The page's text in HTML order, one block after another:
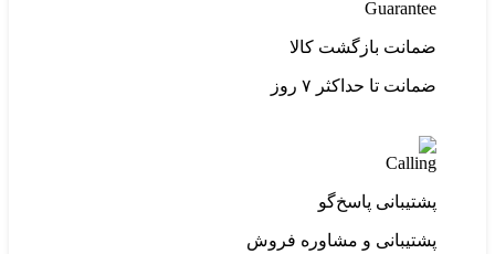
ضمانت بازگشت کالا
ضمانت تا حداکثر ۷ روز
پشتیبانی پاسخ‌گو
پشتیبانی و مشاوره فروش